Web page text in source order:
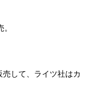
して、ライツ社はカ